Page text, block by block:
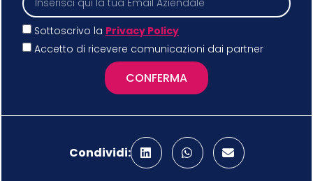
Sottoscrivo la Privacy Policy
Accetto di ricevere comunicazioni dai partner
CONFERMA
Condividi: